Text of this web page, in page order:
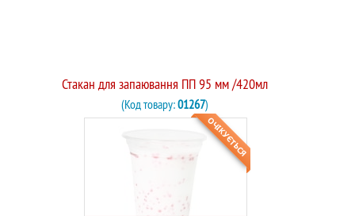
Стакан для запаювання ПП 95 мм /420мл
(Код товару:01267)
ОЧІКУЄТЬСЯ